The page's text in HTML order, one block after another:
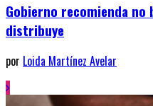
Gobierno recomienda no
distribuye
por Loida Martínez Avelar